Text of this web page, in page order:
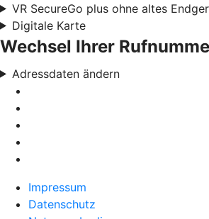
VR SecureGo plus ohne altes
Digitale Karte
Wechsel Ihrer
Adressdaten ändern
Impressum
Datenschutz